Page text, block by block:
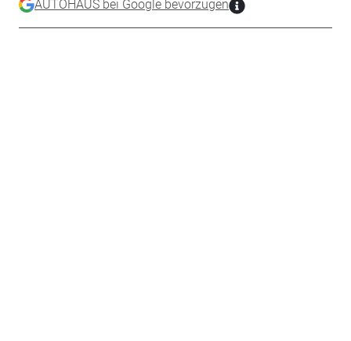
AUTOHAUS bei Google bevorzugen